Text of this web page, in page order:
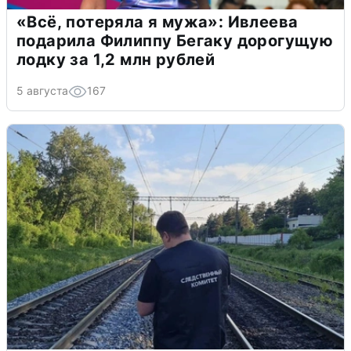
«Всё, потеряла я мужа»: Ивлеева
подарила Филиппу Бегаку дорогущую
лодку за 1,2 млн рублей
5 августа 167